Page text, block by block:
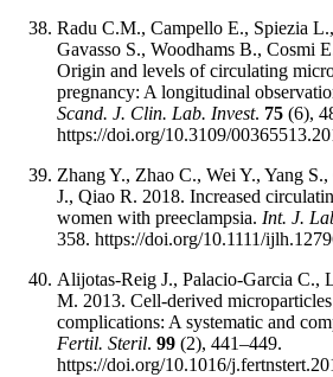
Radu C.M., Campello E., Spiezia
Gavasso S., Woodhams B., Cosmi
Origin and levels of circulating
pregnancy: A longitudinal
Scand. J. Clin. Lab. Invest. 75 (6),
https://doi.org/10.3109/
Zhang Y., Zhao C., Wei Y., Yang
J., Qiao R. 2018. Increased
women with preeclampsia. Int. J.
358. https://doi.org/10.1111/
Alijotas-Reig J., Palacio-Garcia C.,
M. 2013. Cell-derived
complications: A systematic and
Fertil. Steril. 99 (2), 441–449.
https://doi.org/10.1016/